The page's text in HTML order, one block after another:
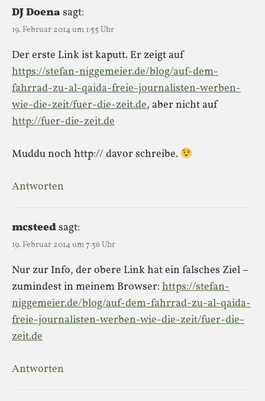
DJ Doenasagt:
19. Februar 2014 um 1:55 Uhr
Der erste Link ist kaputt. Er zeigt auf
https://stefan-niggemeier.de/blog/auf-dem-
fahrrad-zu-al-qaida-freie-journalisten-werben-
wie-die-zeit/fuer-die-zeit.de, aber nicht auf
http://fuer-die-zeit.de
Muddu noch http:// davor schreibe.
Antworten
mcsteedsagt:
19. Februar 2014 um 7:56 Uhr
Nur zur Info, der obere Link hat ein falsches Ziel –
zumindest in meinem Browser: https://stefan-
niggemeier.de/blog/auf-dem-fahrrad-zu-al-qaida-
freie-journalisten-werben-wie-die-zeit/fuer-die-
zeit.de
Antworten